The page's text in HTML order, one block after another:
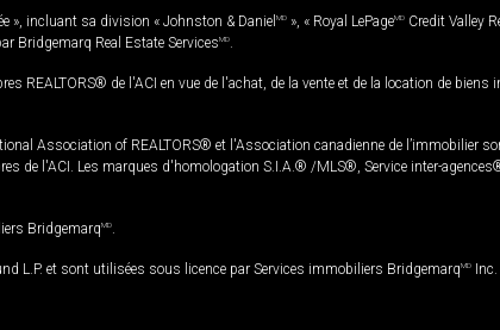
», incluant sa division « Johnston & Daniel MD », « Royal LePageMD Credit Valley
Bridgemarq Real Estate ServicesMD
de l'ACI en vue de l'achat, de la vente et de la location de biens
Association of REALTORS® et l'Association canadienne de l’immobilier
de l'ACI. Les marques d'homologation S.I.A.® /MLS®, Service inter-
BridgemarqMD
L.P. et sont utilisées sous licence par Services immobiliers BridgemarqMD Inc.